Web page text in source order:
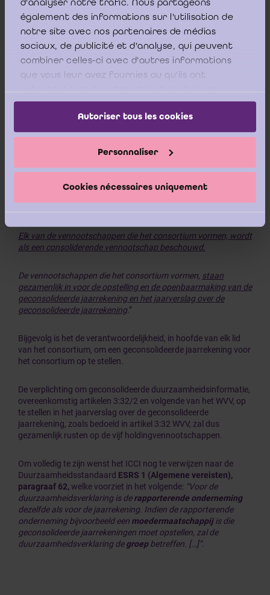
d'analyser notre trafic. Nous partageons
également des informations sur l'utilisation de
notre site avec nos partenaires de médias
sociaux, de publicité et d'analyse, qui peuvent
combiner celles-ci avec d'autres informations
que vous leur avez fournies ou qu'ils ont
services.
Autoriser tous les cookies
Personnaliser
Cookies nécessaires uniquement
2° een geconsolideerde netto-omzet van 50.000.000 euro;
3° een jaargemiddelde van het aantal werknemers van 250.
Om bovenstaande vraag te beantwoorden, wenst het ICCI te
verwijzen naar artikel 3:24 van het Wetboek van
vennootschappen en verenigingen (hierna: “WVV”) betreffende
“In geval van een consortium moet een geconsolideerde
jaarrekening worden opgesteldwaarin alle vennootschappen
Elk van de vennootschappen die het consortium vormen, wordt
als een consoliderende vennootschap beschouwd.
De vennootschappen die het consortium vormen, staan
gezamenlijk in voor de opstelling en de openbaarmaking van de
geconsolideerde jaarrekening en het jaarverslag over de
geconsolideerde jaarrekening.”
Bijgevolg is het de verantwoordelijkheid, in hoofde van elk lid
van het consortium, om een geconsolideerde jaarrekening voor
het consortium op te stellen.
De verplichting om geconsolideerde duurzaamheidsinformatie,
overeenkomstig artikelen 3:32/2 en volgende van het WVV, op
te stellen in het jaarverslag over de geconsolideerde
jaarrekening, zoals bedoeld in artikel 3:32 WVV, zal dus
gezamenlijk rusten op de vijf holdingvennootschappen.
Om volledig te zijn wenst het ICCI nog te verwijzen naar de
Duurzaamheidsstandaard ESRS 1 (Algemene vereisten),
paragraaf 62,welke voorziet in het volgende: “Voor de
duurzaamheidsverklaring is derapporterende onderneming
dezelfde als voor de jaarrekening. Indien de rapporterende
onderneming bijvoorbeeld een moedermaatschappijis die
geconsolideerde jaarrekeningen moet opstellen, zal de
duurzaamheidsverklaring degroepbetreffen. […]”.